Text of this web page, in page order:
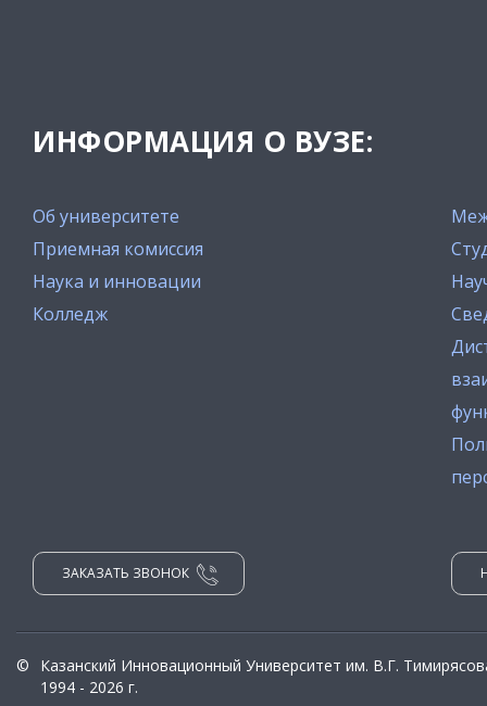
ИНФОРМАЦИЯ О ВУЗЕ:
Об университете
Приемная комиссия
Наука и инновации
Колледж
ЗАКАЗАТЬ ЗВОНОК
©
Казанский Инновационный Университет им. В.Г.
1994 - 2026 г.